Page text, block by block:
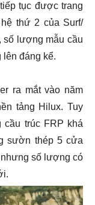
tục được trang
thứ 2 của Surf/
số lượng mẫu cầu
lên đáng kể.
ra mắt vào năm
tảng Hilux. Tuy
cầu trúc FRP khá
sườn thép 5 cửa
số lượng có